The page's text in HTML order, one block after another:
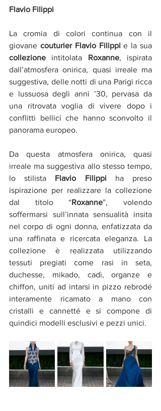
Flavio Filippi
La cromia di colori continua con il
giovane couturier Flavio Filippi
collezione intitolata Roxanne, ispirata
dall’atmosfera onirica, quasi irreale ma
suggestiva, delle notti di una Parigi ricca
e lussuosa degli anni ’30, pervasa da
una ritrovata voglia di vivere dopo i
conflitti bellici che hanno sconvolto il
panorama europeo.
Da questa atmosfera onirica, quasi
irreale ma suggestiva allo stesso tempo,
lo stilista Flavio Filippi ha preso
ispirazione per realizzare la collezione
dal titolo “Roxanne”, volendo
soffermarsi sull’innata sensualità insita
nel corpo di ogni donna, enfatizzata da
una raffinata e ricercata eleganza. La
collezione è realizzata utilizzando
tessuti pregiati come rasi in seta,
duchesse, mikado, cadì, organze e
chiffon, uniti ad intarsi in pizzo rebrodé
interamente ricamato a mano con
cristalli e cannetté e si compone di
quindici modelli esclusivi e pezzi unici.